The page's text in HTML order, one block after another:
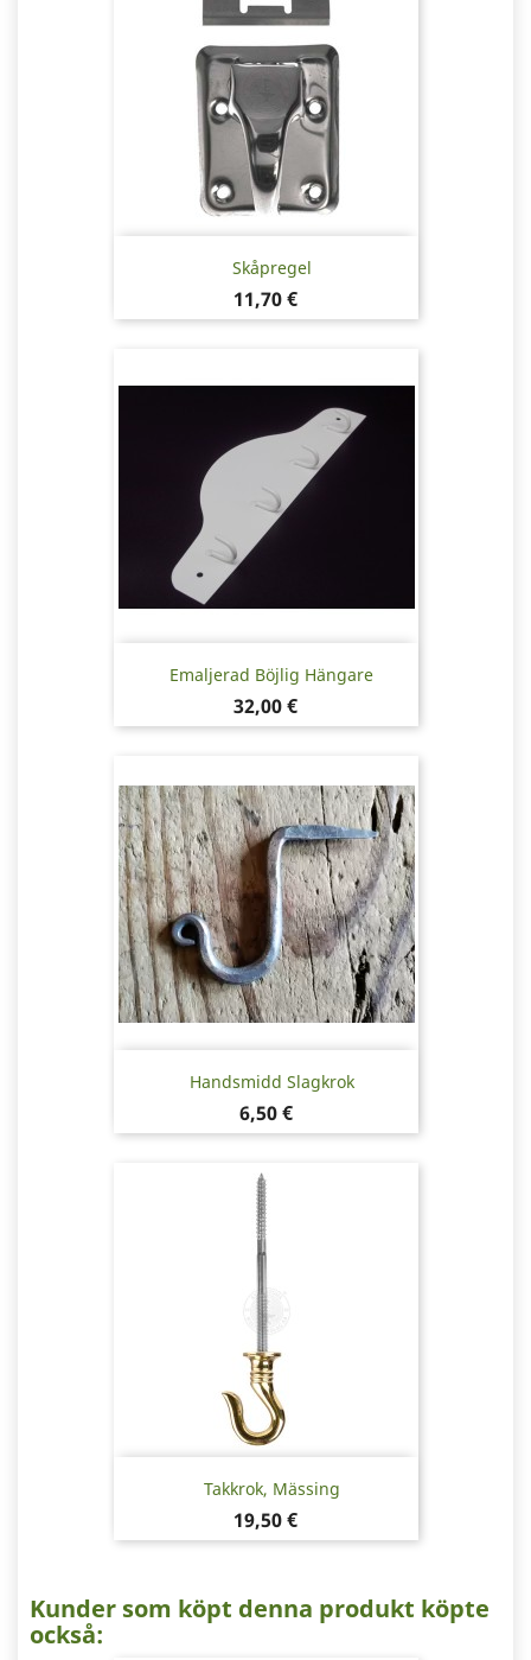
Skåpregel
Pris
11,70 €
Emaljerad Böjlig Hängare
Pris
32,00 €
Handsmidd Slagkrok
Pris
6,50 €
Takkrok, Mässing
Pris
19,50 €
Kunder som köpt denna produkt köpte
också: